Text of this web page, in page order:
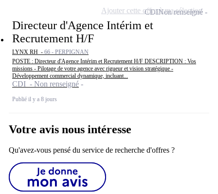
Directeur d'Agence Intérim et
Recrutement H/F
LYNX RH - 66 - PERPIGNAN
POSTE : Directeur d'Agence Intérim et Recrutement H/F DESCRIPTION : Vos
missions - Pilotage de votre agence avec rigueur et vision stratégique -
Développement commercial dynamique, incluant...
CDI - Non renseigné
Publié il y a 8 jours
CDINon renseigné
Ajouter cette offre à ma sélection
Votre avis nous intéresse
Qu'avez-vous pensé du service de recherche d'offres ?